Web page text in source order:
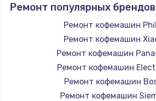
Ремонт популярных
Ремонт кофемашин
Ремонт кофемашин
Ремонт кофемашин
Ремонт кофемашин
Ремонт кофемашин
Ремонт кофемашин